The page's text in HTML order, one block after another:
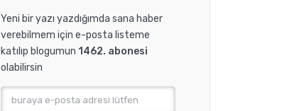
Yeni bir yazı yazdığımda sana haber
verebilmem için e-posta listeme
katılıp blogumun 1462. abonesi
olabilirsin